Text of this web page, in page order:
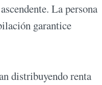
La persona
garantice
distribuyendo renta